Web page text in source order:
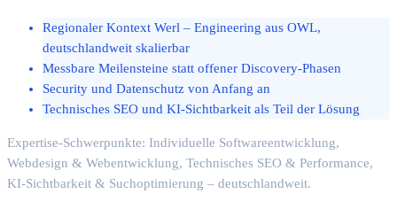
Regionaler Kontext Werl – Engineering aus OWL,
deutschlandweit skalierbar
Messbare Meilensteine statt offener Discovery-Phasen
Security und Datenschutz von Anfang an
Technisches SEO und KI-Sichtbarkeit als Teil der Lösung
Expertise-Schwerpunkte: Individuelle Softwareentwicklung,
Webdesign & Webentwicklung, Technisches SEO & Performance,
KI-Sichtbarkeit & Suchoptimierung – deutschlandweit.